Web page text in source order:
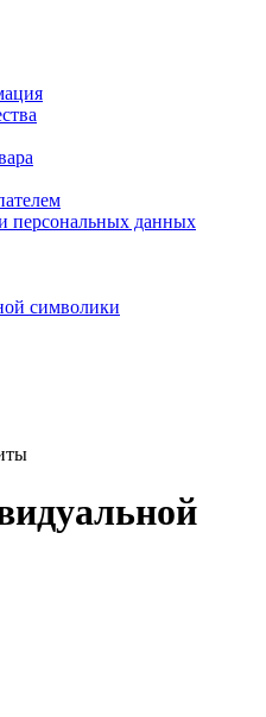
персональных данных
символики